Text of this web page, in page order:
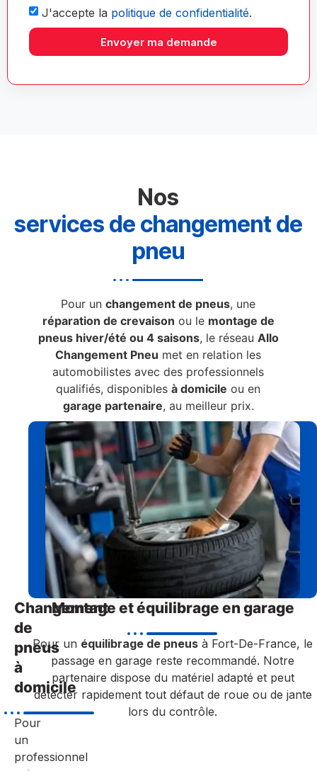
J'accepte la politique de confidentialité.
Envoyer ma demande
Nos
services de changement de
pneu
Pour unchangement de pneus, une
réparation de crevaison ou le montage de
pneus hiver/été ou 4 saisons, le réseau Allo
Changement Pneu met en relation les
automobilistes avec des professionnels
qualifiés, disponiblesà domicile ou en
garage partenaire, au meilleur prix.
Changement
de
pneus
à
domicile
Pour
un
professionnel
Montage et équilibrage en garage
Pour un équilibrage de pneus à Fort-De-France, le
passage en garage reste recommandé. Notre
partenaire dispose du matériel adapté et peut
détecter rapidement tout défaut de roue ou de jante
lors du contrôle.